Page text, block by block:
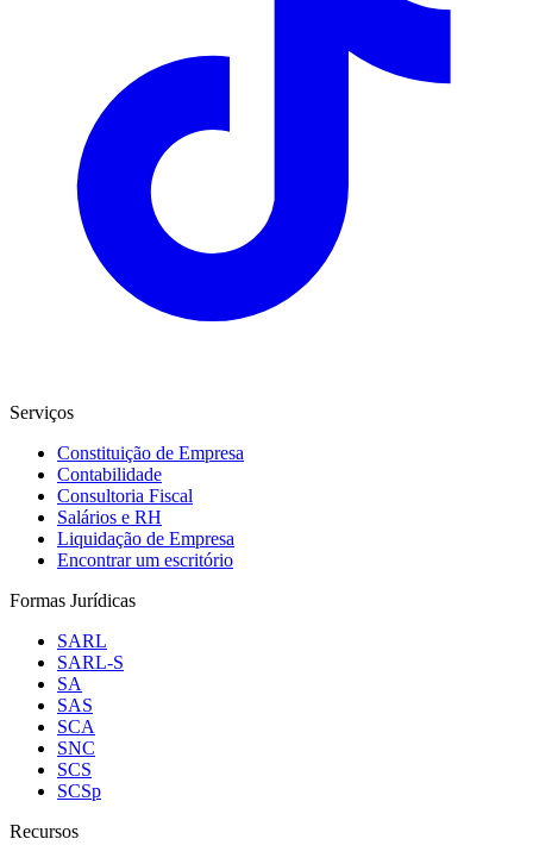
Serviços
Constituição de Empresa
Contabilidade
Consultoria Fiscal
Salários e RH
Liquidação de Empresa
Encontrar um escritório
Formas Jurídicas
SARL
SARL-S
SA
SAS
SCA
SNC
SCS
SCSp
Recursos